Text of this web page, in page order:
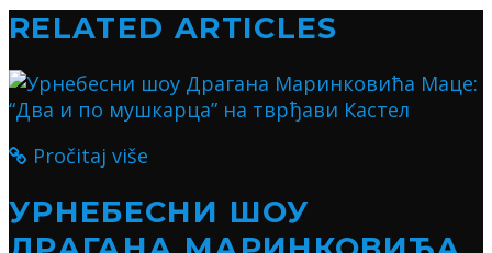
RELATED ARTICLES
Pročitaj više
УРНЕБЕСНИ ШОУ